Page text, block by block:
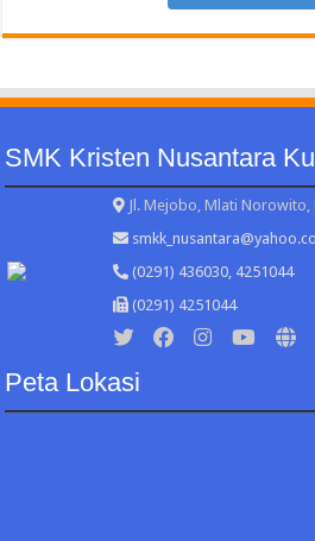
SMK Kristen Nusantara
Jl. Mejobo, Mlati Norowito,
(0291) 436030, 4251044
(0291) 4251044
Peta Lokasi